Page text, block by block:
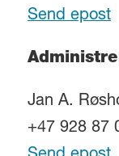
Send epost
Jan A.
+47 928 87